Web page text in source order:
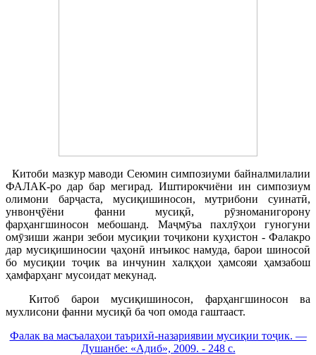
Китоби мазкур маводи Сеюмин симпозиуми байналмилалии
ФАЛАК-ро дар бар мегирад. Иштирокчиёни ин симпозиум
олимони барҷаста, мусиқишиносон, мутрибони суинатӣ,
унвонҷӯёни фанни мусиқӣ, рӯзноманигорону
фарҳангшиносон мебошанд. Маҷмӯъа пахлӯҳои гуногуни
омӯзиши жанри зебои мусиқии тоҷикони куҳистон - Фалакро
дар мусиқишиносии ҷаҳонӣ инъикос намуда, барои шиносоӣ
бо мусиқии тоҷик ва инчунин халқҳои ҳамсояи ҳамзабош
ҳамфарҳанг мусоидат мекунад.
Китоб барои мусиқишиносон, фарҳангшиносон ва
мухлисони фанни мусиқӣ ба чоп омода гаштааст.
Фалак ва масъалаҳои таърихӣ-назариявии мусиқии тоҷик. —
Душанбе: «Адиб», 2009. - 248 с.